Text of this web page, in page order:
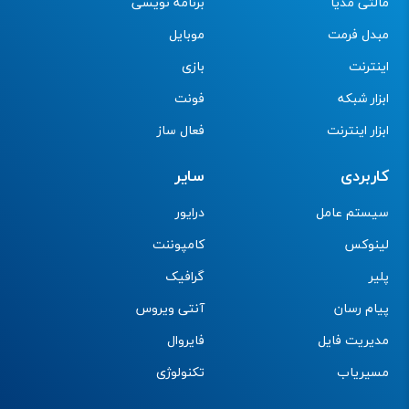
مبدل فرمت
اینترنت
ابزار شبکه
ابزار اینترنت
موبایل
بازی
فونت
فعال ساز
کاربردی
سیستم عامل
لینوکس
پلیر
پیام رسان
مدیریت فایل
مسیریاب
سایر
درایور
کامپوننت
گرافیک
آنتی ویروس
فایروال
تکنولوژی